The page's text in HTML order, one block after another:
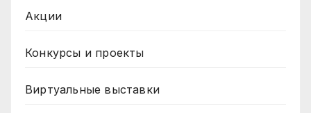
Акции
Конкурсы и проекты
Виртуальные выставки